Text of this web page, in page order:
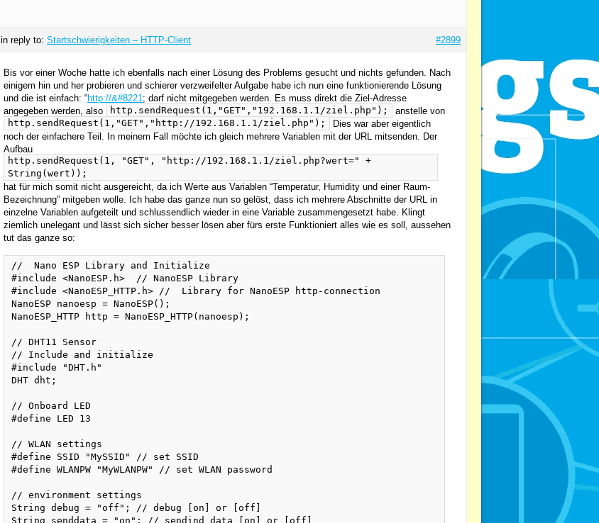
in reply to: Startschwierigkeiten – HTTP-Client #2899
Bis vor einer Woche hatte ich ebenfalls nach einer Lösung des Problems gesucht und nichts gefunden. Nach
einigem hin und her probieren und schierer verzweifelter Aufgabe habe ich nun eine funktionierende Lösung
und die ist einfach: “http://&#8221; darf nicht mitgegeben werden. Es muss direkt die Ziel-Adresse
angegeben werden, also
http.sendRequest(1,"GET","192.168.1.1/ziel.php");
anstelle von
http.sendRequest(1,"GET","http://192.168.1.1/ziel.php");
Dies war aber eigentlich
noch der einfachere Teil. In meinem Fall möchte ich gleich mehrere Variablen mit der URL mitsenden. Der
Aufbau
http.sendRequest(1, "GET", "http://192.168.1.1/ziel.php?wert=" +
String(wert));
hat für mich somit nicht ausgereicht, da ich Werte aus Variablen “Temperatur, Humidity und einer Raum-
Bezeichnung” mitgeben wolle. Ich habe das ganze nun so gelöst, dass ich mehrere Abschnitte der URL in
einzelne Variablen aufgeteilt und schlussendlich wieder in eine Variable zusammengesetzt habe. Klingt
ziemlich unelegant und lässt sich sicher besser lösen aber fürs erste Funktioniert alles wie es soll, aussehen
tut das ganze so:
//  Nano ESP Library and Initialize
#include <NanoESP.h>  // NanoESP Library
#include <NanoESP_HTTP.h> //  Library for NanoESP http-connection
NanoESP nanoesp = NanoESP();
NanoESP_HTTP http = NanoESP_HTTP(nanoesp);
// DHT11 Sensor
// Include and initialize
#include "DHT.h"
DHT dht;
// Onboard LED
#define LED 13
// WLAN settings
#define SSID "MySSID" // set SSID
#define WLANPW "MyWLANPW" // set WLAN password
// environment settings
String debug = "off"; // debug [on] or [off]
String senddata = "on"; // sendind data [on] or [off]